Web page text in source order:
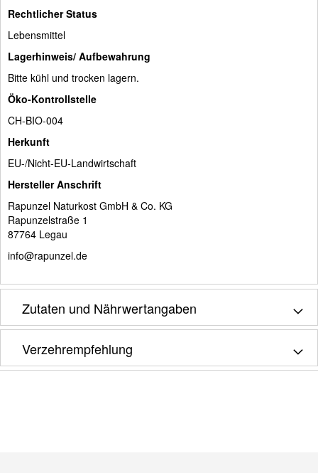
Rechtlicher Status
Lebensmittel
Lagerhinweis/ Aufbewahrung
Bitte kühl und trocken lagern.
Öko-Kontrollstelle
CH-BIO-004
Herkunft
EU-/Nicht-EU-Landwirtschaft
Hersteller Anschrift
Rapunzel Naturkost GmbH & Co. KG
Rapunzelstraße 1
87764 Legau
info@rapunzel.de
Zutaten und Nährwertangaben
Verzehrempfehlung